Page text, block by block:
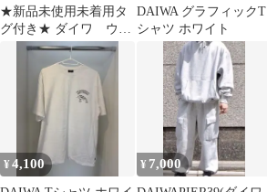
★新品未使用未着用タ
グ付き★ ダイワ ウェ
ーディングシューズ
フェルトスパイク
DAIWA グラフィックT
シャツ ホワイト
¥4,100 ¥ 7,000